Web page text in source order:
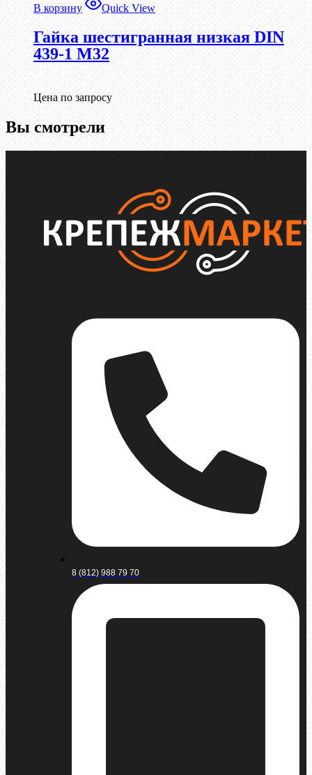
В корзину Quick View
Гайка шестигранная низкая DIN
439-1 М32
Цена по запросу
Вы смотрели
8 (812) 988 79 70